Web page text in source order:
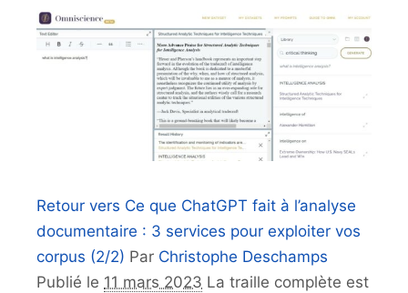
Retour vers Ce que ChatGPT fait à l’analyse
documentaire : 3 services pour exploiter vos
corpus (2/2) Par Christophe Deschamps
Publié le 11 mars 2023 La traille complète est